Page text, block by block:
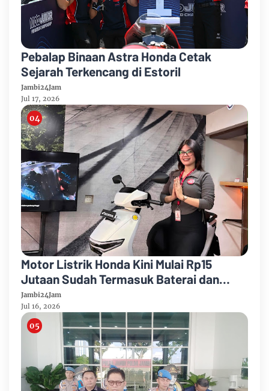
Pebalap Binaan Astra Honda Cetak
Sejarah Terkencang di Estoril
Jambi24Jam
Jul 17, 2026
Motor Listrik Honda Kini Mulai Rp15
Jutaan Sudah Termasuk Baterai dan
Charger, Yuk Beralih ke Honda EV
Jambi24Jam
Jul 16, 2026